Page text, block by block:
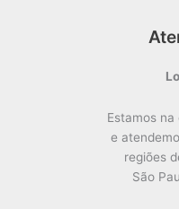
Estamos na
e
regiões
São